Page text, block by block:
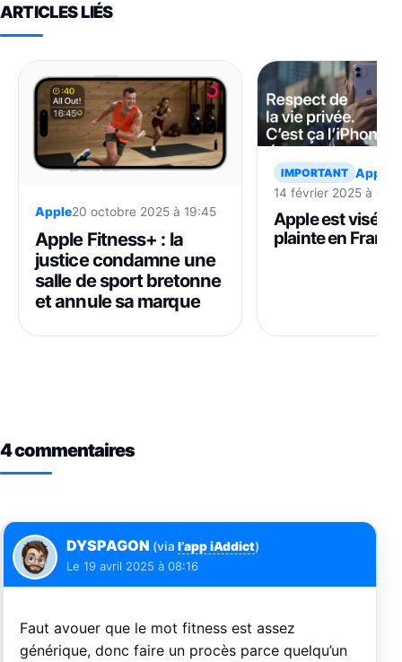
ARTICLES LIÉS
Apple20 octobre 2025 à 19:45
Apple Fitness+ : la
justice condamne une
salle de sport bretonne
et annule sa marque
IMPORTANT Apple
14 février 2025 à
Apple est visé
plainte en
4 commentaires
DYSPAGON (via l’app iAddict)
Le 19 avril 2025 à 08:16
Faut avouer que le mot fitness est assez
générique, donc faire un procès parce quelqu’un